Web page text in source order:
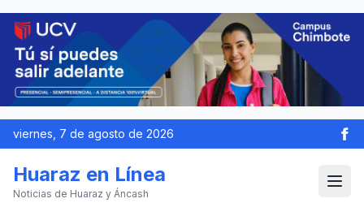
viernes, 7 de agosto de 2026
Huaraz en Línea
Noticias de Huaraz y Áncash